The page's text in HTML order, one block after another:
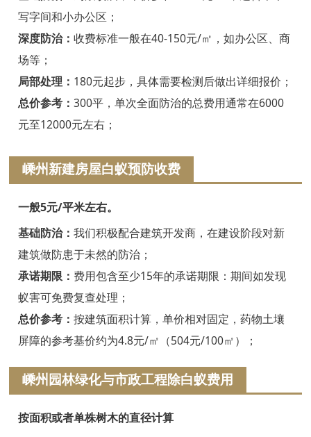
绍兴白蚁防治
诸暨白蚁防治
嵊州白蚁防治
新昌白蚁防治
金华白蚁防治
义乌白蚁防治
永康白蚁防治
武义白蚁防治
浦江白蚁防治
磐安白蚁防治
衢州白蚁防治
江山白蚁防治
写字间和小办公区；
深度防治： 收费标准一般在40-150元/㎡，如办公区、商
场等；
局部处理： 180元起步，具体需要检测后做出详细报价；
总价参考： 300平，单次全面防治的总费用通常在6000
元至12000元左右；
嵊州新建房屋白蚁预防收费
一般5元/平米左右。
基础防治： 我们积极配合建筑开发商，在建设阶段对新
建筑做防患于未然的防治；
承诺期限： 费用包含至少15年的承诺期限：期间如发现
蚁害可免费复查处理；
总价参考： 按建筑面积计算，单价相对固定，药物土壤
屏障的参考基价约为4.8元/㎡（504元/100㎡）；
嵊州园林绿化与市政工程除白蚁费用
按面积或者单株树木的直径计算